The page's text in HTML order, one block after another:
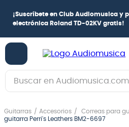
¡Suscríbete en Club Audiomusica y
electrónica Roland TD-02KV gratis!
Buscar en Audiomusica.com
Guitarras Accesorios Correas para
guitarra Perri's Leathers BM2-6697
1.
guitarra electrica